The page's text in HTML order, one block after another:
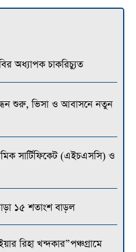
অধ্যাপক চাকরিচ্যুত
শুরু, ভিসা ও আবাসনে নতুন
সার্টিফিকেট (এইচএসসি) ও
১৫ শতাংশ বাড়ল
রিহা খন্দকার”পঞ্চগ্রামে